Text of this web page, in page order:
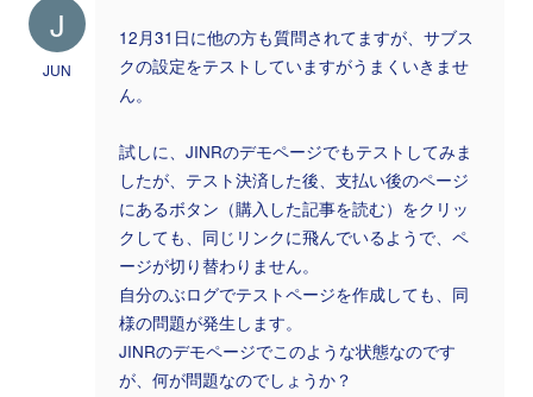
J
JUN
12月31日に他の方も質問されてますが、サブス
クの設定をテストしていますがうまくいきませ
ん。
試しに、JINRのデモページでもテストしてみま
したが、テスト決済した後、支払い後のページ
にあるボタン（購入した記事を読む）をクリッ
クしても、同じリンクに飛んでいるようで、ペ
ージが切り替わりません。
自分のぶログでテストページを作成しても、同
様の問題が発生します。
JINRのデモページでこのような状態なのです
が、何が問題なのでしょうか？